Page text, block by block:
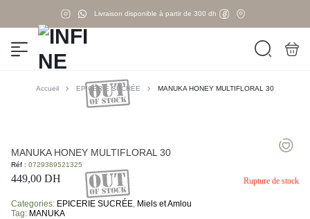
Livraison disponible à partir de 300 dh
Accueil EPICERIE SUCRÉE MANUKA HONEY MULTIFLORAL 30
MANUKA HONEY MULTIFLORAL 30
Réf : 0729389521325
449,00 DH Rupture de stock
Categories: EPICERIE SUCRÉE, Miels et Amlou
Tag: MANUKA